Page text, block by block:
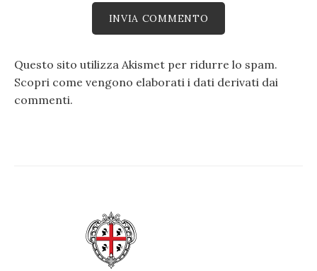
Questo sito utilizza Akismet per ridurre lo spam.
Scopri come vengono elaborati i dati derivati dai
commenti.